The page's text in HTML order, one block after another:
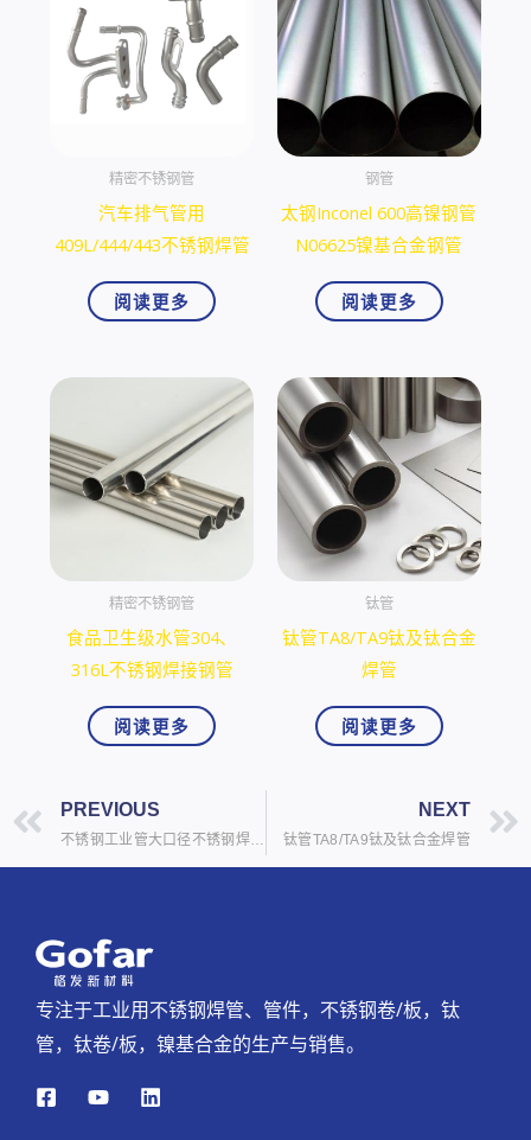
精密不锈钢管
汽车排气管用
409L/444/443不锈钢焊管
阅读更多
钢管
太钢Inconel 600高镍钢管
N06625镍基合金钢管
阅读更多
精密不锈钢管
食品卫生级水管304、
316L不锈钢焊接钢管
阅读更多
钛管
钛管TA8/TA9钛及钛合金
焊管
阅读更多
上一页
PREVIOUS
不锈钢工业管大口径不锈钢焊管矩形管
NEXT
钛管TA8/TA9钛及钛合金焊管
专注于工业用不锈钢焊管、管件，不锈钢卷/板，钛
管，钛卷/板，镍基合金的生产与销售。